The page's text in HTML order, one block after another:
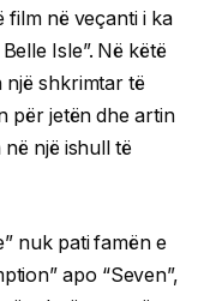
film në veçanti i ka
Isle”. Në këtë
një shkrimtar të
për jetën dhe artin
një ishull të
nuk pati famën e
apo “Seven”,